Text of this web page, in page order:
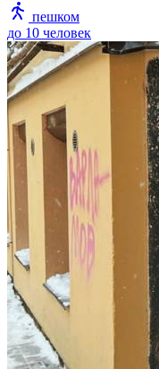
пешком
до 10 человек